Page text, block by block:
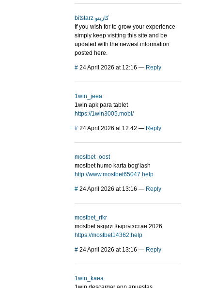
bitstarz كازينو
If you wish for to grow your experience
simply keep visiting this site and be
updated with the newest information
posted here.
# 24 April 2026 at 12:16 — Reply
1win_jeea
1win apk para tablet
https://1win3005.mobi/
# 24 April 2026 at 12:42 — Reply
mostbet_oost
mostbet humo karta bog‘lash
http://www.mostbet65047.help
# 24 April 2026 at 13:16 — Reply
mostbet_rfkr
mostbet акции Кыргызстан 2026
https://mostbet14362.help
# 24 April 2026 at 13:16 — Reply
1win_kaea